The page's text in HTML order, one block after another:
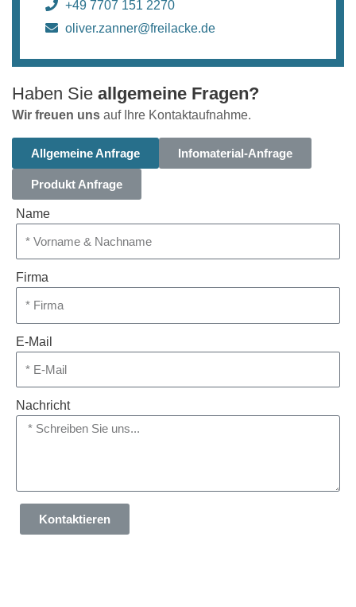
+49 7707 151 2270
oliver.zanner@freilacke.de
Haben Sie allgemeine Fragen?
Wir freuen uns auf Ihre Kontaktaufnahme.
Allgemeine Anfrage Infomaterial-Anfrage
Produkt Anfrage
Name
Firma
E-Mail
Nachricht
Kontaktieren